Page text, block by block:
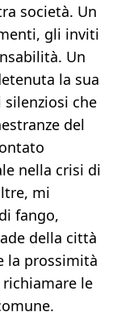
società. Un
gli inviti
Un
la sua
che
del
nella crisi di
mi
fango,
della città
la prossimità
richiamare le